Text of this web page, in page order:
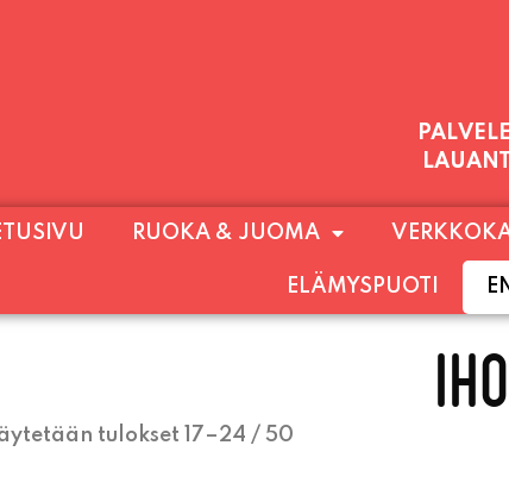
(MA-SU KLO 11-21) SUNNUNTAIHIN
SU) ELOKUUN LOPPUUN
RUOKA & JUOMA
ELÄMYSPUOTI
tulokset 17–24 / 50